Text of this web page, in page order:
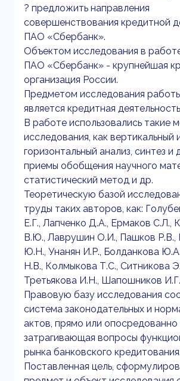
? предложить направления
совершенствования кредитной
ПАО «Сбербанк».
Объектом исследования в
ПАО «Сбербанк» - крупнейшая
организация России.
Предметом исследования
является кредитная
В работе использовались такие
исследования, как вертикальный
горизонтальный анализ, синтез и
приемы обобщения научного
статистический метод и др.
Теоретическую базой
труды таких авторов, как:
Е.Г., Лапченко Д.А., Ермаков С.Л.,
В.Ю., Лаврушин О.И., Пашков Р.В.,
Ю.Н., Унанян И.Р., Болданкова
Н.В., Колмыкова Т.С., Ситникова
Третьякова И.Н., Шапошников И.Г.
Правовую базу исследования
система законодательных и
актов, прямо или опосредованно
затрагивающая вопросы
рынка банковского кредитования.
Поставленная цель,